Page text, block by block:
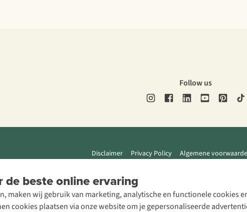
beste online ervaring
maken wij gebruik van marketing, analytische en functionele
cookies plaatsen via onze website om je gepersonaliseerde
Follow us
Disclaimer Privacy Policy Algemene